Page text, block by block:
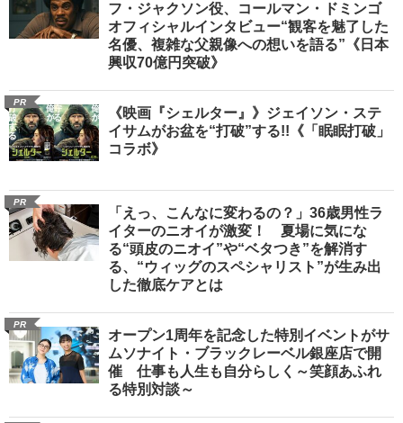
フ・ジャクソン役、コールマン・ドミンゴ
オフィシャルインタビュー“観客を魅了した
名優、複雑な父親像への想いを語る”《日本
興収70億円突破》
PR
《映画『シェルター』》ジェイソン・ステ
イサムがお盆を“打破”する!!《「眠眠打破」
コラボ》
PR
「えっ、こんなに変わるの？」36歳男性ラ
イターのニオイが激変！ 夏場に気にな
る“頭皮のニオイ”や“ベタつき”を解消す
る、“ウィッグのスペシャリスト”が生み出
した徹底ケアとは
PR
オープン1周年を記念した特別イベントがサ
ムソナイト・ブラックレーベル銀座店で開
催 仕事も人生も自分らしく～笑顔あふれ
る特別対談～